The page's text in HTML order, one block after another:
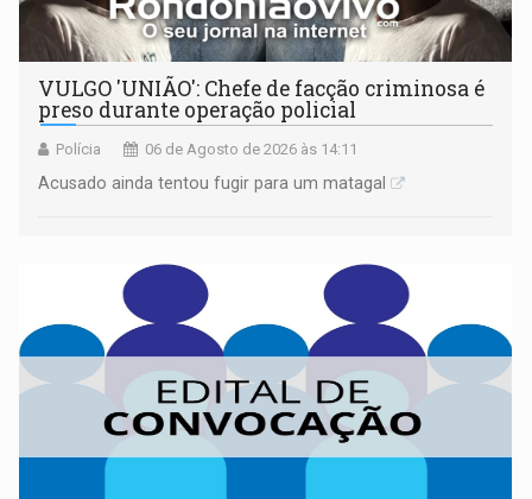
VULGO 'UNIÃO': Chefe de facção criminosa é
preso durante operação policial
Polícia 06 de Agosto de 2026 às 14:11
Acusado ainda tentou fugir para um matagal